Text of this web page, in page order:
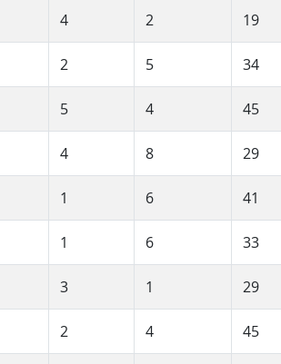
4 2 19
2 5 34
5 4 45
4 8 29
1 6 41
1 6 33
3 1 29
2 4 45